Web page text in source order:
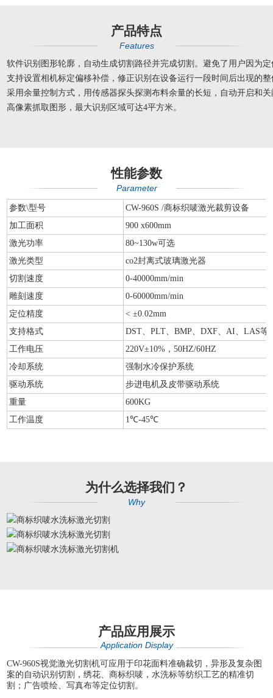
产品特点
Features
软件识别图形轮廓，自动生成切割路径并完成切割。避免了用户因为
支持设置相机标定偏移补偿，修正识别在设备运行一段时间后出现的
采用余量控制方式，用传感器探头探测布料余量的长短，自动开启和
高像素抓取图形，最大识别区域可达4平方米。
性能参数
Parameter
参数\型号
CW-960S /商标织唛激光裁剪设备
加工面积
900 x600mm
激光功率
80~130w可选
激光类型
co2封离式玻璃激光器
切割速度
0-40000mm/min
雕刻速度
0-60000mm/min
定位精度
< ±0.02mm
支持格式
DST、PLT、BMP、DXF、AI、LAS等
工作电压
220V±10%，50HZ/60HZ
冷却系统
强制水冷保护系统
驱动系统
步进电机及皮带驱动系统
重量
600KG
工作温度
1℃-45℃
为什么选择我们？
Why
产品应用展示
Application Display
CW-960S视觉激光切割机可应用于印花面料准确裁切，异形及复杂图
案的自动识别切割，绣花、商标织唛，水洗标等纺织工艺的精准切
割；广告喷绘、写真布等定位切割。